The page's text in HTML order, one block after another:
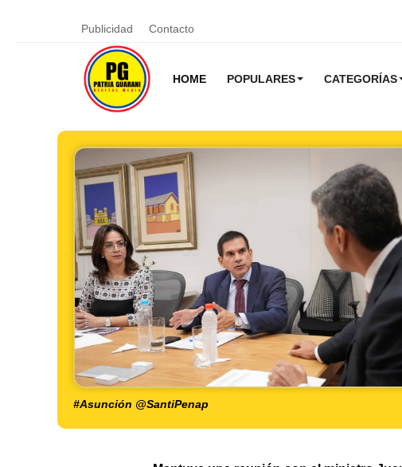
Publicidad Contacto
HOME POPULARES CATEGORÍAS
#Asunción @SantiPenap